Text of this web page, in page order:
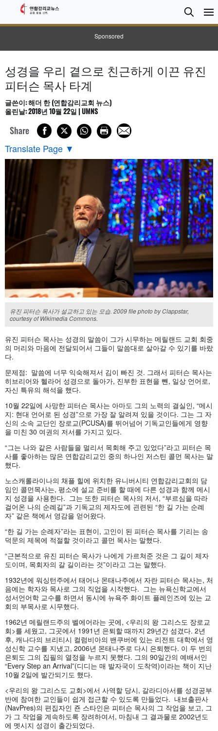
Sponsored
검
색
Search
성경을 우리 곁으로 친근하게 이끈 유진
피터슨 목사 타계
글쓴이: 해더 한 (연합감리교회 뉴스)
올린날: 2018년 10월 22일 | UMNS
Share
Translate Page ▼
유진 피터슨 목사가 설교하고 있는 모습. 2009 file photo by Clappstar,
courtesy of Wikimedia Commons.
유진 피터슨 목사는 성경의 말씀이 그가 시무하는 메릴랜드 교회 회중
의 머리와 마음에 전달되어서 그들이 말씀대로 살아갈 수 있기를 바랐
다.
문제점: 말씀에 너무 익숙해져서 김이 빠진 것. 그래서 피터슨 목사는
히브리어와 헬라어 성경으로 돌아가, 진부한 표현을 뺀, 일상 언어로,
자신 특유의 해석을 했다.
10월 22일에 사망한 피터슨 목사는 아마도 그의 노력의 결실인, “메시
지: 현대 언어로 된 성경”으로 가장 잘 알려져 있을 것이다. 그는 그 자
신의 소속 교단인 장로교(PCUSA)를 뛰어넘어 기독교인들에게 영향
을 미친 30 여권의 저서를 가지고 있다.
“그는 나와 같은 사람들을 멀리서 목회해 주고 있었다”라고 피터슨 목
사를 좋아하는 많은 연합감리교인 중의 하나인 저스틴 콜먼 목사는 말
했다.
노스캐롤라이나의 채플 힐에 위치한 유니버시티 연합감리교회의 담
임인 콜먼목사는, 평소에 설교 준비를 할 때에 다른 성경과 함께 메시
지 성경을 사용한다. 그는 또한 피터슨 목사의 저서, “부르심을 따라
걸어온 나의 순례길”과 기독교의 제자도에 괸련된 “한 길 가는 순례
자” 같은 책에서 영감을 얻어왔다.
“한 길 가는 순례자”라는 표현이, 고인이 된 피터슨 목사를 기리는 송
덕문의 제목에 적절할 것이라고 콜먼 목사는 말했다.
“근본적으로 유진 피터슨 목사가 나에게 가르쳐준 것은 그 길이 제자
도이며, 목회자의 갈 길이라는 것”이라고 그는 말했다.
1932년에 워싱턴주에서 태어나 몬태나주에서 자란 피터슨 목사는, 처
음에는 학자와 목사로 그의 직업을 시작했다. 그는 뉴욕신학교에서
성서언어학 교수를 하면서 동시에 뉴욕주 화이트 플레인즈에 있는 교
회의 부목사로 시무했다.
1962년 메릴랜드주의 벨에어라는 곳에, <우리의 왕 그리스도 장로교
회>를 세웠고, 그곳에서 1991 년 은퇴할 때까지 29년간 섬겼다. 2년
후, 캐나다의 브리티시 컬럼비아의 밴쿠버에 있는 리전트 대학에서 영
성신학 교수를 지냈고, 2006년 몬태나주로 다시 은퇴했다. 이 두 번의
은퇴도 그의 집필의 열정을 누르지 못했다. 그의 90일간의 예배서인
“Every Step an Arrival”(디디는 매 발자국이 도착역)이라는 책이 지난
10월 2일에 발간되기도 했다.
<우리의 왕 그리스도 교회>에서 사역할 당시, 갈라디아서를 성경공부
반에 참여한 교인들이 쉽게 접근할 수 있도록 만들었다. 내브출판사
(NavPres)의 편집자인 죤 스타인은 피터슨 목사의 그 작업을 보고, 그
가 그 작업을 계속하도록 장려하여서, 마침내 그 결과물로 2002년도
에 멧시지 성경이 출간되었다.